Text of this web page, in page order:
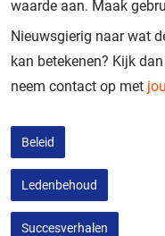
waarde aan. Maak
Nieuwsgierig naar wat
kan betekenen? Kijk
neem contact op met
Beleid
Ledenbehoud
Succesverhalen